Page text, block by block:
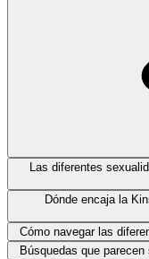
Las diferentes
Dónde encaja la
Cómo navegar las
Búsquedas que